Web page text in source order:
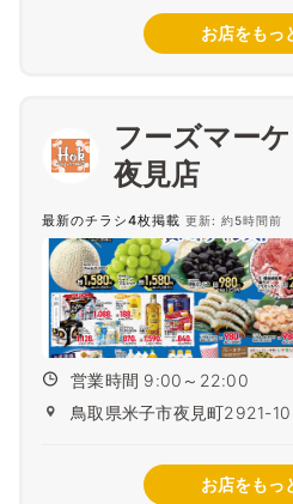
お店をもっ
フーズマー
夜見店
最新のチラシ4枚掲載 更新: 約5時間前
営業時間 9:00～22:00
鳥取県米子市夜見町2921-10
お店をもっ